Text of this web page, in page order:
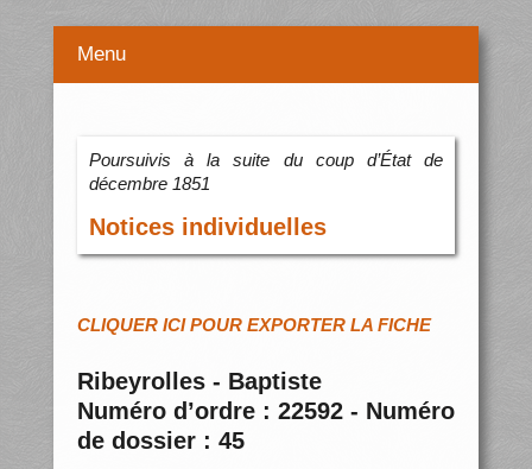
Menu
Poursuivis à la suite du coup d’État de
décembre 1851
Notices individuelles
CLIQUER ICI POUR EXPORTER LA FICHE
Ribeyrolles - Baptiste
Numéro d’ordre : 22592 - Numéro
de dossier : 45